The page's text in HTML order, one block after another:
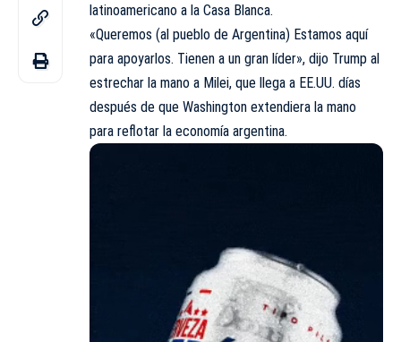
latinoamericano a la Casa Blanca.
«Queremos (al pueblo de Argentina) Estamos aquí
para apoyarlos. Tienen a un gran líder», dijo Trump al
estrechar la mano a Milei, que llega a EE.UU. días
después de que Washington extendiera la mano
para reflotar la economía argentina.